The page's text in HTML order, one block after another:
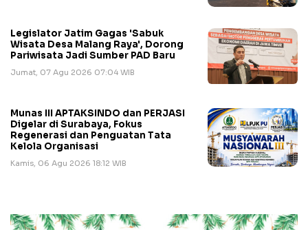
Legislator Jatim Gagas 'Sabuk
Wisata Desa Malang Raya', Dorong
Pariwisata Jadi Sumber PAD Baru
Jumat, 07 Agu 2026 07:04 WIB
Munas III APTAKSINDO dan PERJASI
Digelar di Surabaya, Fokus
Regenerasi dan Penguatan Tata
Kelola Organisasi
Kamis, 06 Agu 2026 18:12 WIB